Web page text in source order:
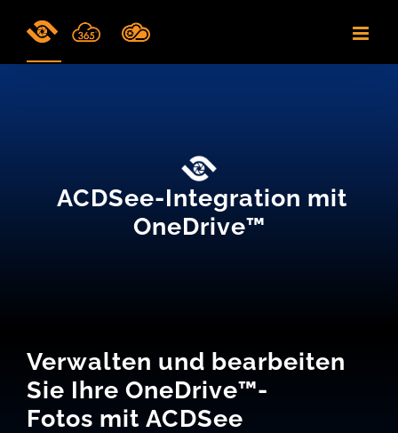
ACDSee-Integration mit
OneDrive™
Verwalten und bearbeiten
Sie Ihre OneDrive™-
Fotos mit ACDSee